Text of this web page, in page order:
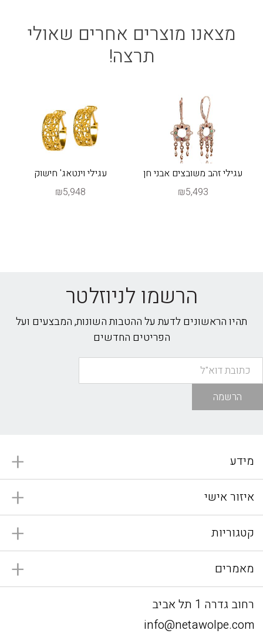
מצאנו מוצרים אחרים שאולי
תרצה!
עגילי זהב משובצים אבני חן
₪5,493
עגילי וינטאג' חישוק
₪5,948
הרשמו לניוזלטר
תהיו הראשונים לדעת על ההטבות השונות, המבצעים ועל
הפריטים החדשים
הרשמה
מידע
איזור אישי
קטגוריות
מאמרים
רחוב גדרה 1 תל אביב
info@netawolpe.com